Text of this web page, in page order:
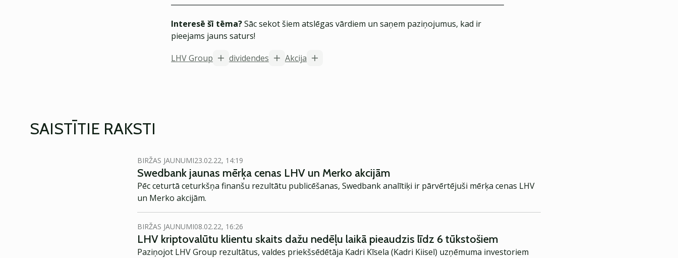
Interesē šī tēma?Sāc sekot šiem atslēgas vārdiem un saņem paziņojumus, kad ir
pieejams jauns saturs!
LHV Group
dividendes Akcija
SAISTĪTIE RAKSTI
BIRŽAS JAUNUMI23.02.22, 14:19
Swedbank jaunas mērķa cenas LHV un Merko akcijām
Pēc ceturtā ceturkšņa finanšu rezultātu publicēšanas, Swedbank analītiķi ir pārvērtējuši mērķa cenas LHV
un Merko akcijām.
BIRŽAS JAUNUMI08.02.22, 16:26
LHV kriptovalūtu klientu skaits dažu nedēļu laikā pieaudzis līdz 6 tūkstošiem
Paziņojot LHV Group rezultātus, valdes priekšsēdētāja Kadri Kīsela (Kadri Kiisel) uzņēmuma investoriem